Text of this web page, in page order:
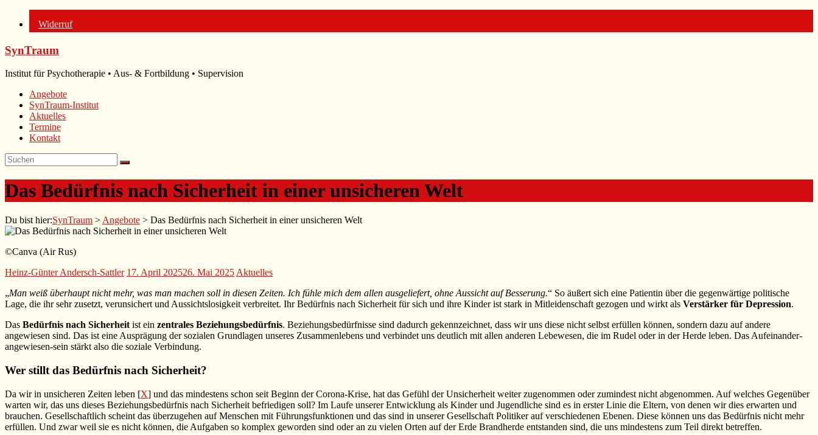
Widerruf
Zum
Inhalt
springen
SynTraum
Institut für Psychotherapie • Aus- & Fortbildung • Supervision
Angebote
SynTraum-Institut
Aktuelles
Termine
Kontakt
Das Bedürfnis nach Sicherheit in einer unsicheren Welt
Du bist hier:SynTraum > Angebote > Das Bedürfnis nach Sicherheit in einer unsicheren Welt
©Canva (Air Rus)
Heinz-Günter Andersch-Sattler 17. April 202526. Mai 2025 Aktuelles
„Man weiß überhaupt nicht mehr, was man machen soll in diesen Zeiten. Ich fühle mich dem allen ausgeliefert, ohne Aussicht auf Besserung.“ So äußert sich eine Patientin über die gegenwärtige politische
Lage, die ihr sehr zusetzt, verunsichert und Aussichtslosigkeit verbreitet. Ihr Bedürfnis nach Sicherheit für sich und ihre Kinder ist stark in Mitleidenschaft gezogen und wirkt als Verstärker für Depression.
Das Bedürfnis nach Sicherheit ist ein zentrales Beziehungsbedürfnis. Beziehungsbedürfnisse sind dadurch gekennzeichnet, dass wir uns diese nicht selbst erfüllen können, sondern dazu auf andere
angewiesen sind. Das ist eine Ausprägung der sozialen Grundlagen unseres Zusammenlebens und verbindet uns deutlich mit allen anderen Lebewesen, die im Rudel oder in der Herde leben. Das Aufeinander-
angewiesen-sein stärkt also die soziale Verbindung.
Wer stillt das Bedürfnis nach Sicherheit?
Da wir in unsicheren Zeiten leben [X] und das mindestens schon seit Beginn der Corona-Krise, hat das Gefühl der Unsicherheit weiter zugenommen oder zumindest nicht abgenommen. Auf welches Gegenüber
warten wir, das uns dieses Beziehungsbedürfnis nach Sicherheit befriedigen soll? Im Laufe unserer Entwicklung als Kinder und Jugendliche sind es in erster Linie die Eltern, von denen wir dies erwarten und
brauchen. Gesellschaftlich scheint das überzugehen auf Menschen mit Führungsfunktionen und das sind in unserer Gesellschaft Politiker auf verschiedenen Ebenen. Diese können uns das Bedürfnis nicht mehr
erfüllen. Und zwar weil sie es nicht können, die Aufgaben so komplex geworden sind oder an zu vielen Orten auf der Erde Brandherde entstanden sind, die uns mindestens zum Teil direkt betreffen.